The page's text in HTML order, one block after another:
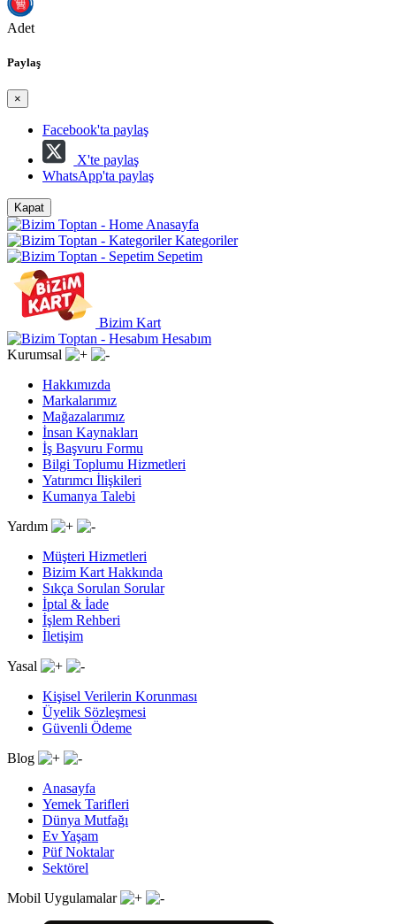
Adet
Paylaş
×
Facebook'ta paylaş
X'te paylaş
WhatsApp'ta paylaş
Kapat
Anasayfa
Kategoriler
Sepetim
Bizim Kart
Hesabım
Kurumsal
Hakkımızda
Markalarımız
Mağazalarımız
İnsan Kaynakları
İş Başvuru Formu
Bilgi Toplumu Hizmetleri
Yatırımcı İlişkileri
Kumanya Talebi
Yardım
Müşteri Hizmetleri
Bizim Kart Hakkında
Sıkça Sorulan Sorular
İptal & İade
İşlem Rehberi
İletişim
Yasal
Kişisel Verilerin Korunması
Üyelik Sözleşmesi
Güvenli Ödeme
Blog
Anasayfa
Yemek Tarifleri
Dünya Mutfağı
Ev Yaşam
Püf Noktalar
Sektörel
Mobil Uygulamalar